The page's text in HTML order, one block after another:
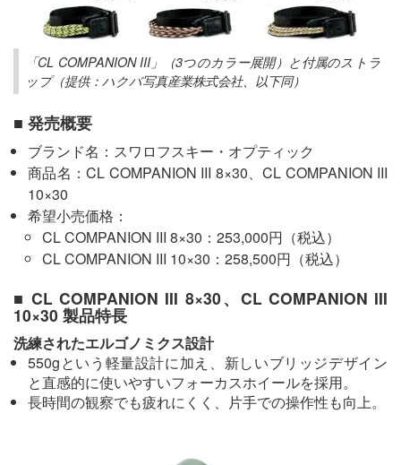
「CL COMPANION III」（3つのカラー展開）と付属のストラ
ップ（提供：ハクバ写真産業株式会社、以下同）
■ 発売概要
ブランド名：スワロフスキー・オプティック
商品名：CL COMPANION III 8×30、CL COMPANION III
10×30
希望小売価格：
CL COMPANION III 8×30：253,000円（税込）
CL COMPANION III 10×30：258,500円（税込）
■ CL COMPANION III 8×30、CL COMPANION III
10×30 製品特長
洗練されたエルゴノミクス設計
550gという軽量設計に加え、新しいブリッジデザイン
と直感的に使いやすいフォーカスホイールを採用。
長時間の観察でも疲れにくく、片手での操作性も向上。